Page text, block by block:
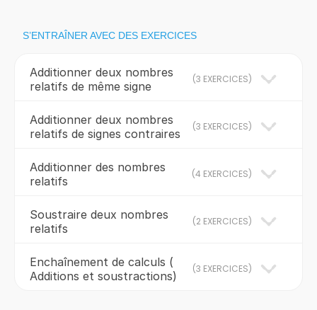
S’ENTRAÎNER AVEC DES EXERCICES
Additionner deux nombres
relatifs de même signe
(3 EXERCICES)
Additionner deux nombres
relatifs de signes contraires
(3 EXERCICES)
Additionner des nombres
relatifs
(4 EXERCICES)
Soustraire deux nombres
relatifs
(2 EXERCICES)
Enchaînement de calculs (
Additions et soustractions)
(3 EXERCICES)